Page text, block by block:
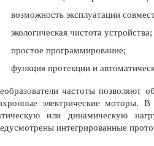
возможность эксплуатации
экологическая чистота устройства;
простое программирование;
функция протекции и
частоты позволяют
электрические моторы.
или динамическую
интегрированные